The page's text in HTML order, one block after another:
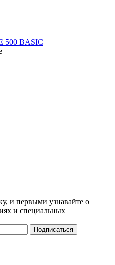
500 BASIC
и первыми узнавайте о
и специальных